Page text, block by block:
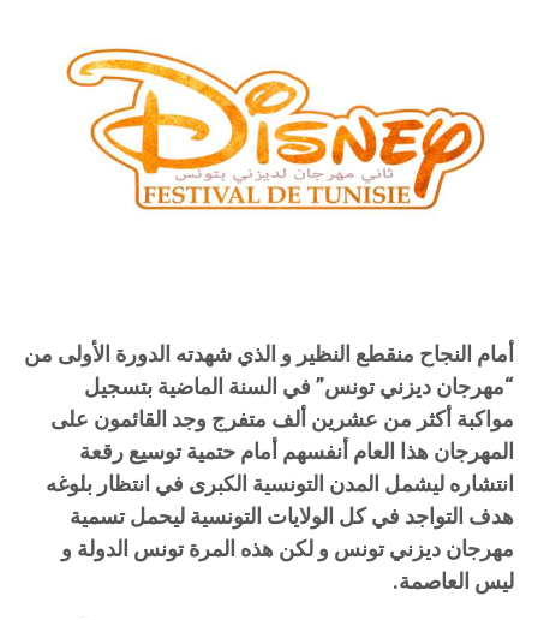
أمام النجاح منقطع النظير و الذي شهدته الدورة الأولى من
“مهرجان ديزني تونس” في السنة الماضية بتسجيل
مواكبة أكثر من عشرين ألف متفرج وجد القائمون على
المهرجان هذا العام أنفسهم أمام حتمية توسيع رقعة
انتشاره ليشمل المدن التونسية الكبرى في انتظار بلوغه
هدف التواجد في كل الولايات التونسية ليحمل تسمية
مهرجان ديزني تونس و لكن هذه المرة تونس الدولة و
ليس العاصمة.